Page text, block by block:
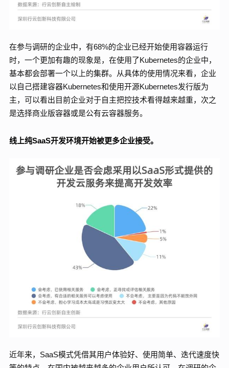
在参与调研的企业中，有68%的企业已经开始使用容器运行
时，一个更加有趣的现象是，在使用了Kubernetes的企业中，
基本都会部署一个以上的集群。从具体的使用情况来看，企业
以自己搭建容器Kubernetes和使用开源Kubernetes发行版为
主，可以看出目前企业对于自主把控技术看得越来越重，次之
是选择商业版容器或是公有云容器服务。
线上纯SaaS开发环境开始被更多企业接受。
近年来，SaaS模式凭借其用户体验好、使用简单、迭代速度快